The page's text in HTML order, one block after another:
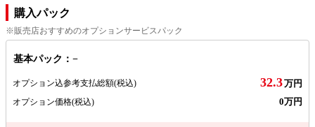
購入パック
※販売店おすすめのオプションサービスパック
基本パック：−
オプション込参考支払総額(税込) 32.3万円
オプション価格(税込) 0万円